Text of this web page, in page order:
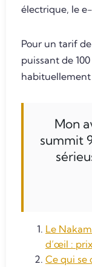
électrique, le
Pour un tarif
puissant de
habituellement
Mon
summit
Le
d’œil :
Ce qui se